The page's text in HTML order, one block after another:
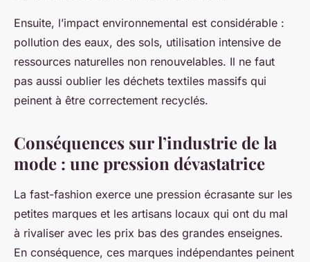
Ensuite, l’impact environnemental est considérable :
pollution des eaux, des sols, utilisation intensive de
ressources naturelles non renouvelables. Il ne faut
pas aussi oublier les déchets textiles massifs qui
peinent à être correctement recyclés.
Conséquences sur l’industrie de la
mode : une pression dévastatrice
La fast-fashion exerce une pression écrasante sur les
petites marques et les artisans locaux qui ont du mal
à rivaliser avec les prix bas des grandes enseignes.
En conséquence, ces marques indépendantes peinent